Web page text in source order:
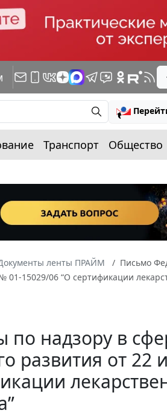
Транспорт Общество
ленты ПРАЙМ
Письмо
15029/06 “О сертификации
надзору в
развития от 22